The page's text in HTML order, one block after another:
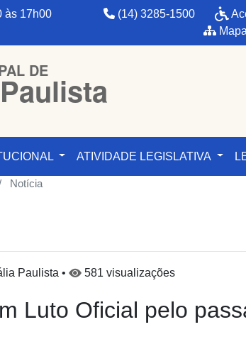
às 17h00 (14) 3285-1500
DE
ATIVIDADE LEGISLATIVA
Notícia
Paulista • 581 visualizações
Luto Oficial pelo